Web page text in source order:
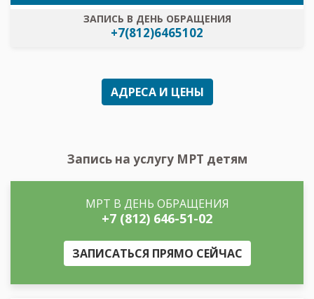
ЗАПИСЬ В ДЕНЬ ОБРАЩЕНИЯ
+7(812)6465102
АДРЕСА И ЦЕНЫ
Запись на услугу МРТ детям
МРТ В ДЕНЬ ОБРАЩЕНИЯ
+7 (812) 646-51-02
ЗАПИСАТЬСЯ ПРЯМО СЕЙЧАС